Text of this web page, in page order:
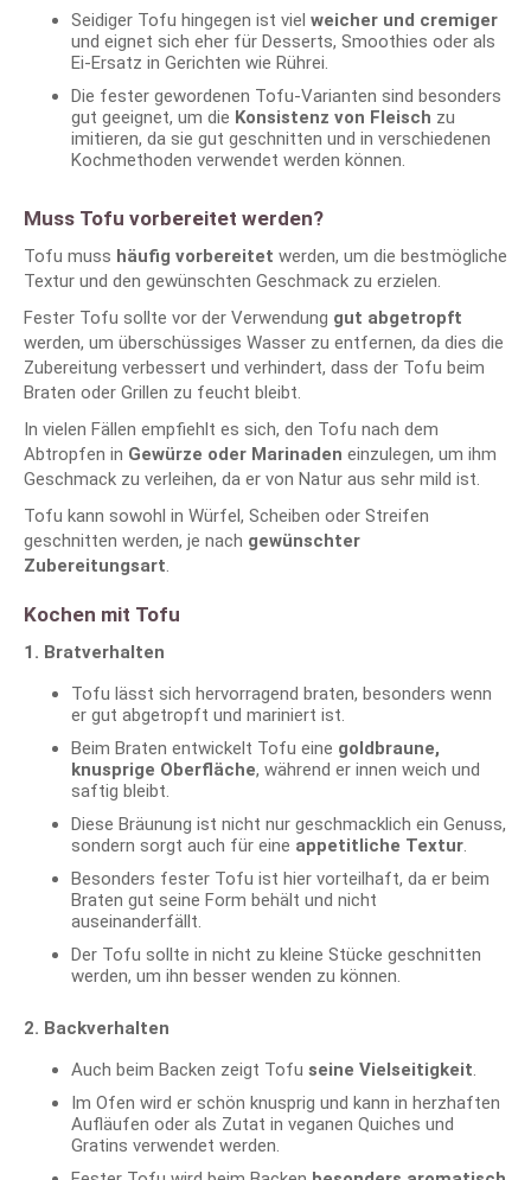
Seidiger Tofu hingegen ist viel weicher und cremiger
und eignet sich eher für Desserts, Smoothies oder als
Ei-Ersatz in Gerichten wie Rührei.
Die fester gewordenen Tofu-Varianten sind besonders
gut geeignet, um die Konsistenz von Fleisch zu
imitieren, da sie gut geschnitten und in verschiedenen
Kochmethoden verwendet werden können.
Muss Tofu vorbereitet werden?
Tofu muss häufig vorbereitet werden, um die bestmögliche
Textur und den gewünschten Geschmack zu erzielen.
Fester Tofu sollte vor der Verwendung gut abgetropft
werden, um überschüssiges Wasser zu entfernen, da dies die
Zubereitung verbessert und verhindert, dass der Tofu beim
Braten oder Grillen zu feucht bleibt.
In vielen Fällen empfiehlt es sich, den Tofu nach dem
Abtropfen in Gewürze oder Marinaden einzulegen, um ihm
Geschmack zu verleihen, da er von Natur aus sehr mild ist.
Tofu kann sowohl in Würfel, Scheiben oder Streifen
geschnitten werden, je nach gewünschter
Zubereitungsart.
Kochen mit Tofu
1. Bratverhalten
Tofu lässt sich hervorragend braten, besonders wenn
er gut abgetropft und mariniert ist.
Beim Braten entwickelt Tofu eine goldbraune,
knusprige Oberfläche, während er innen weich und
saftig bleibt.
Diese Bräunung ist nicht nur geschmacklich ein Genuss,
sondern sorgt auch für eine appetitliche Textur.
Besonders fester Tofu ist hier vorteilhaft, da er beim
Braten gut seine Form behält und nicht
auseinanderfällt.
Der Tofu sollte in nicht zu kleine Stücke geschnitten
werden, um ihn besser wenden zu können.
2. Backverhalten
Auch beim Backen zeigt Tofu seine Vielseitigkeit.
Im Ofen wird er schön knusprig und kann in herzhaften
Aufläufen oder als Zutat in veganen Quiches und
Gratins verwendet werden.